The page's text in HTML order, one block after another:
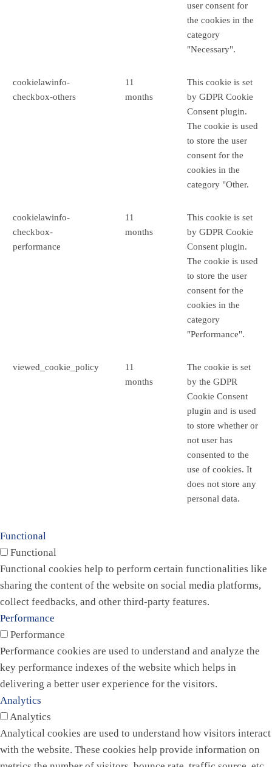
user consent for
the cookies in the
category
"Necessary".
cookielawinfo-
checkbox-others
11
months
This cookie is set
by GDPR Cookie
Consent plugin.
The cookie is used
to store the user
consent for the
cookies in the
category "Other.
cookielawinfo-
checkbox-
performance
11
months
This cookie is set
by GDPR Cookie
Consent plugin.
The cookie is used
to store the user
consent for the
cookies in the
category
"Performance".
viewed_cookie_policy
11
months
The cookie is set
by the GDPR
Cookie Consent
plugin and is used
to store whether or
not user has
consented to the
use of cookies. It
does not store any
personal data.
Functional
Functional
Functional cookies help to perform certain functionalities like
sharing the content of the website on social media platforms,
collect feedbacks, and other third-party features.
Performance
Performance
Performance cookies are used to understand and analyze the
key performance indexes of the website which helps in
delivering a better user experience for the visitors.
Analytics
Analytics
Analytical cookies are used to understand how visitors interact
with the website. These cookies help provide information on